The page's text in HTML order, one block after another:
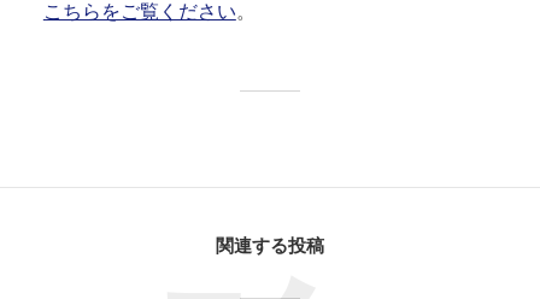
こちらをご覧ください。
関連する投稿